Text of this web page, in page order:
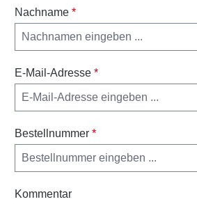
Nachname *
E-Mail-Adresse *
Bestellnummer *
Kommentar